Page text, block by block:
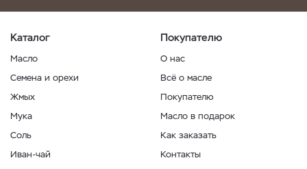
Каталог
Масло
Семена и орехи
Жмых
Мука
Соль
Иван-чай
Покупателю
О нас
Всё о масле
Покупателю
Масло в подарок
Как заказать
Контакты